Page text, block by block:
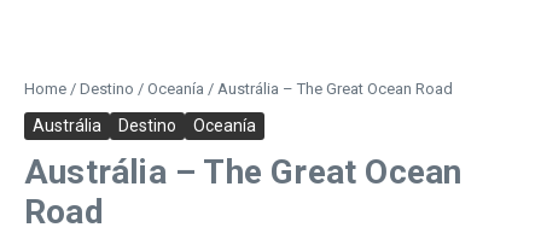
Home / Destino / Oceanía / Austrália – The Great Ocean Road
Austrália Destino Oceanía
Austrália – The Great Ocean
Road